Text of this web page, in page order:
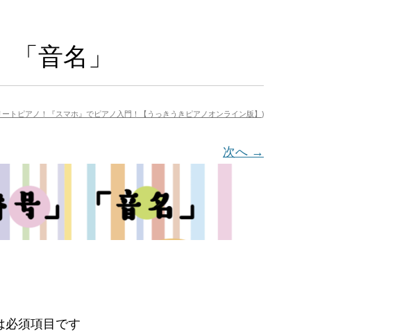
音名」
トピアノ！『スマホ』でピアノ入門！【うっきうきピアノオンライン版】 )
次へ →
必須項目です